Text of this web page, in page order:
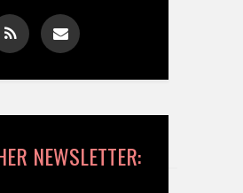
NEWSLETTER: